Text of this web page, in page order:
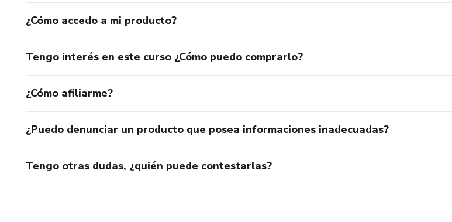
¿Cómo accedo a mi producto?
Tengo interés en este curso ¿Cómo puedo comprarlo?
¿Cómo afiliarme?
¿Puedo denunciar un producto que posea informaciones inadecuadas?
Tengo otras dudas, ¿quién puede contestarlas?